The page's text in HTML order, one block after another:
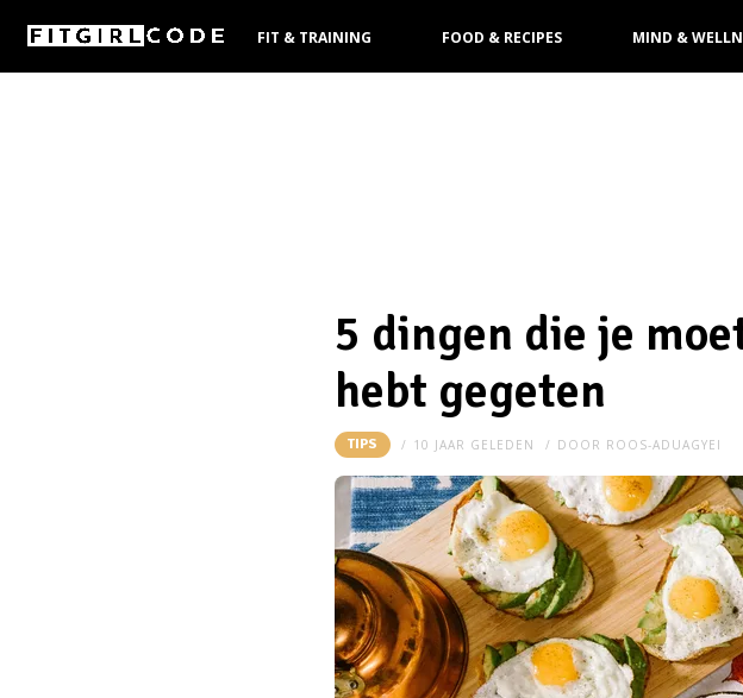
FIT & TRAINING FOOD & RECIPES MIND &
5 dingen die je
hebt gegeten
TIPS 10 JAAR GELEDEN DOOR ROOS-ADUAGYEI